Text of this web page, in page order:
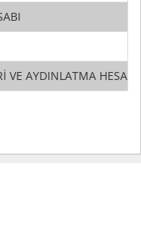
VE AYDINLATMA HESABI